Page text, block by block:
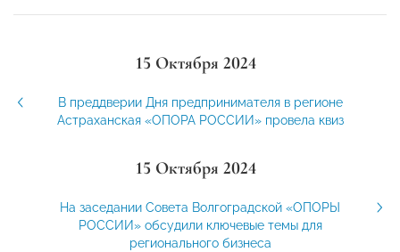
15 Октября 2024
В преддверии Дня предпринимателя в регионе
Астраханская «ОПОРА РОССИИ» провела квиз
15 Октября 2024
На заседании Совета Волгоградской «ОПОРЫ
РОССИИ» обсудили ключевые темы для
регионального бизнеса